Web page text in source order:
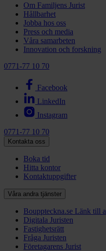
Om Familjens Jurist
Hållbarhet
Jobba hos oss
Press och media
Våra samarbeten
Innovation och forskning
0771-77 10 70
Facebook
LinkedIn
Instagram
0771-77 10 70
Kontakta oss
Boka tid
Hitta kontor
Kontaktuppgifter
Våra andra tjänster
Bouppteckna.se Länk till
Digitala Juristen
Fastighetsrätt
Fråga Juristen
Företagarens Jurist